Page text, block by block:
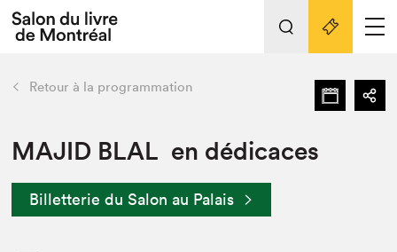
L'événement
Préparer sa visite au Salon
Actualités
retour Nos activités
Préparer sa visite
Liens pratiques
Retour à la programmation
MAJID BLAL en dédicaces
Billetterie du Salon au Palais